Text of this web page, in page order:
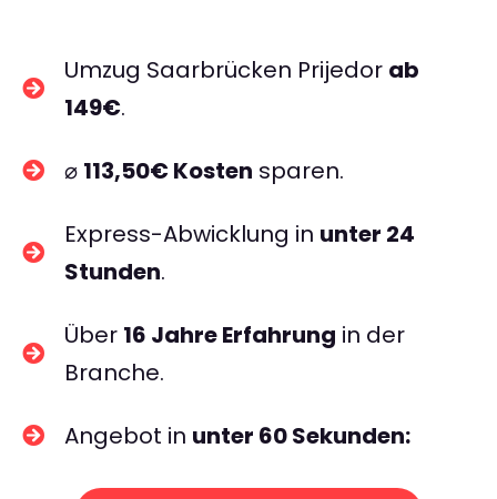
Umzug Saarbrücken Prijedor ab
149€.
⌀ 113,50€ Kosten sparen.
Express-Abwicklung in unter 24
Stunden.
Über 16 Jahre Erfahrung in der
Branche.
Angebot in unter 60 Sekunden: